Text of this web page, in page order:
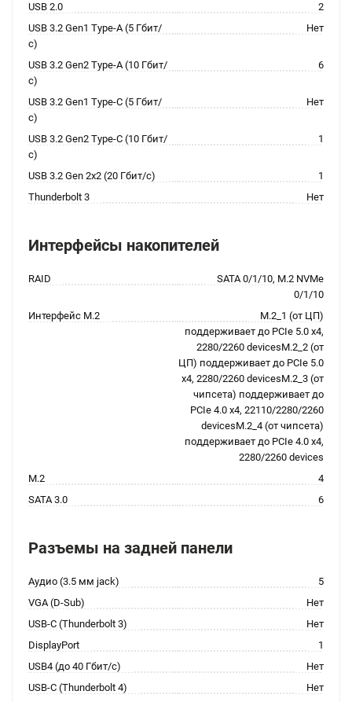
USB 2.0
2
USB 3.2 Gen1 Type-A (5 Гбит/
с)
Нет
USB 3.2 Gen2 Type-A (10 Гбит/
с)
6
USB 3.2 Gen1 Type-C (5 Гбит/
с)
Нет
USB 3.2 Gen2 Type-C (10 Гбит/
с)
1
USB 3.2 Gen 2x2 (20 Гбит/с)
1
Thunderbolt 3
Нет
Интерфейсы накопителей
RAID
SATA 0/1/10, M.2 NVMe
0/1/10
Интерфейс M.2
M.2_1 (от ЦП)
поддерживает до PCIe 5.0 x4,
2280/2260 devicesM.2_2 (от
ЦП) поддерживает до PCIe 5.0
x4, 2280/2260 devicesM.2_3 (от
чипсета) поддерживает до
PCIe 4.0 x4, 22110/2280/2260
devicesM.2_4 (от чипсета)
поддерживает до PCIe 4.0 x4,
2280/2260 devices
M.2
4
SATA 3.0
6
Разъемы на задней панели
Аудио (3.5 мм jack)
5
VGA (D-Sub)
Нет
USB-C (Thunderbolt 3)
Нет
DisplayPort
1
USB4 (до 40 Гбит/с)
Нет
USB-C (Thunderbolt 4)
Нет